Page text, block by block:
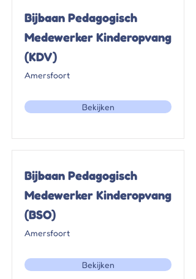
Bijbaan Pedagogisch
Medewerker Kinderopvang
(KDV)
Amersfoort
Bekijken
Bijbaan Pedagogisch
Medewerker Kinderopvang
(BSO)
Amersfoort
Bekijken